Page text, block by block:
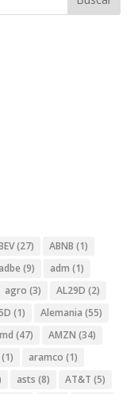
(27) ABNB (1)
adbe (9) adm (1)
agro (3) AL29D (2)
(1) Alemania (55)
(47) AMZN (34)
(1) aramco (1)
asts (8) AT&T (5)